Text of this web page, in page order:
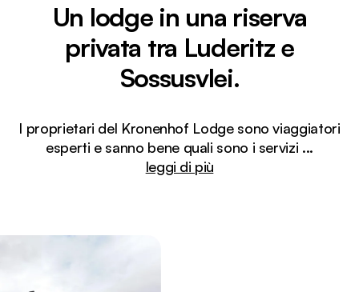
Un lodge in una riserva
privata tra Luderitz e
Sossusvlei.
I proprietari del Kronenhof Lodge sono viaggiatori
esperti e sanno bene quali sono i servizi ...
leggi di più